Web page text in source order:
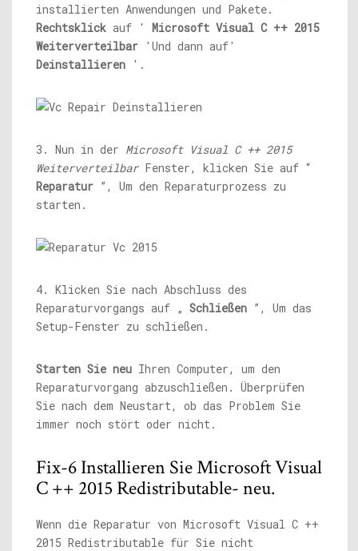
installierten Anwendungen und Pakete.
Rechtsklick auf ' Microsoft Visual C ++ 2015
Weiterverteilbar 'Und dann auf'
Deinstallieren '.
3. Nun in der Microsoft Visual C ++ 2015
WeiterverteilbarFenster, klicken Sie auf “
Reparatur ”, Um den Reparaturprozess zu
starten.
4. Klicken Sie nach Abschluss des
Reparaturvorgangs auf „ Schließen ”, Um das
Setup-Fenster zu schließen.
Starten Sie neu Ihren Computer, um den
Reparaturvorgang abzuschließen. Überprüfen
Sie nach dem Neustart, ob das Problem Sie
immer noch stört oder nicht.
Fix-6 Installieren Sie Microsoft Visual
C ++ 2015 Redistributable- neu.
Wenn die Reparatur von Microsoft Visual C ++
2015 Redistributable für Sie nicht